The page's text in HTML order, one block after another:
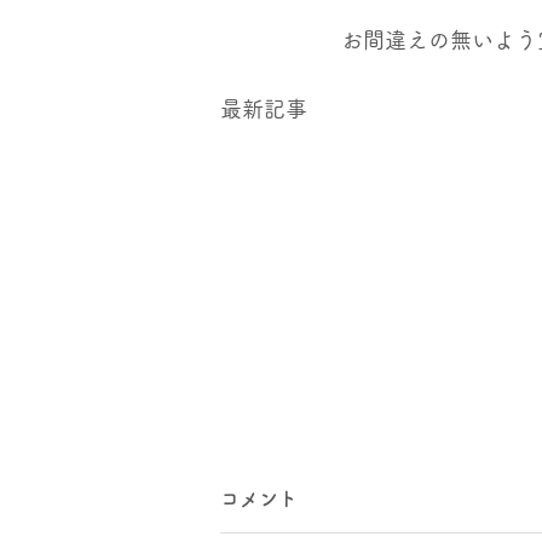
お間違えの無いよ
最新記事
コメント